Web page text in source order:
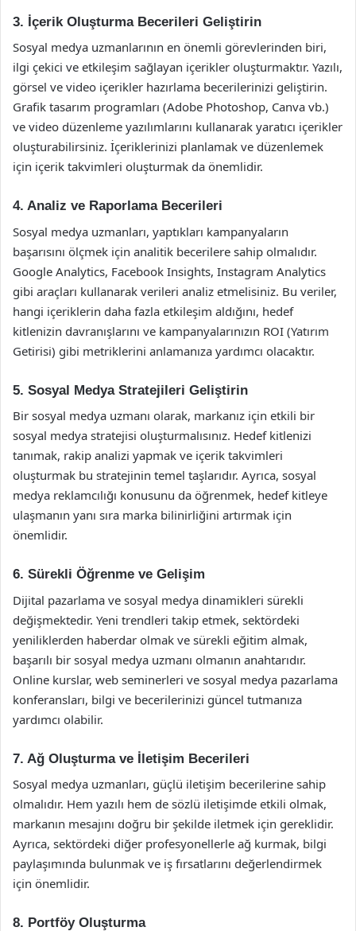
3. İçerik Oluşturma Becerileri Geliştirin
Sosyal medya uzmanlarının en önemli görevlerinden biri,
ilgi çekici ve etkileşim sağlayan içerikler oluşturmaktır. Yazılı,
görsel ve video içerikler hazırlama becerilerinizi geliştirin.
Grafik tasarım programları (Adobe Photoshop, Canva vb.)
ve video düzenleme yazılımlarını kullanarak yaratıcı içerikler
oluşturabilirsiniz. İçeriklerinizi planlamak ve düzenlemek
için içerik takvimleri oluşturmak da önemlidir.
4. Analiz ve Raporlama Becerileri
Sosyal medya uzmanları, yaptıkları kampanyaların
başarısını ölçmek için analitik becerilere sahip olmalıdır.
Google Analytics, Facebook Insights, Instagram Analytics
gibi araçları kullanarak verileri analiz etmelisiniz. Bu veriler,
hangi içeriklerin daha fazla etkileşim aldığını, hedef
kitlenizin davranışlarını ve kampanyalarınızın ROI (Yatırım
Getirisi) gibi metriklerini anlamanıza yardımcı olacaktır.
5. Sosyal Medya Stratejileri Geliştirin
Bir sosyal medya uzmanı olarak, markanız için etkili bir
sosyal medya stratejisi oluşturmalısınız. Hedef kitlenizi
tanımak, rakip analizi yapmak ve içerik takvimleri
oluşturmak bu stratejinin temel taşlarıdır. Ayrıca, sosyal
medya reklamcılığı konusunu da öğrenmek, hedef kitleye
ulaşmanın yanı sıra marka bilinirliğini artırmak için
önemlidir.
6. Sürekli Öğrenme ve Gelişim
Dijital pazarlama ve sosyal medya dinamikleri sürekli
değişmektedir. Yeni trendleri takip etmek, sektördeki
yeniliklerden haberdar olmak ve sürekli eğitim almak,
başarılı bir sosyal medya uzmanı olmanın anahtarıdır.
Online kurslar, web seminerleri ve sosyal medya pazarlama
konferansları, bilgi ve becerilerinizi güncel tutmanıza
yardımcı olabilir.
7. Ağ Oluşturma ve İletişim Becerileri
Sosyal medya uzmanları, güçlü iletişim becerilerine sahip
olmalıdır. Hem yazılı hem de sözlü iletişimde etkili olmak,
markanın mesajını doğru bir şekilde iletmek için gereklidir.
Ayrıca, sektördeki diğer profesyonellerle ağ kurmak, bilgi
paylaşımında bulunmak ve iş fırsatlarını değerlendirmek
için önemlidir.
8. Portföy Oluşturma